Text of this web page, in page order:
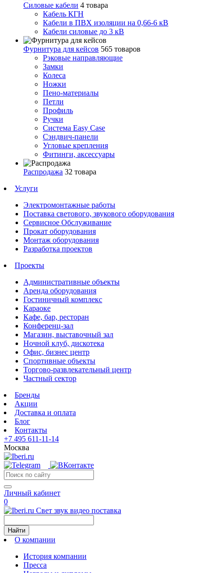
Силовые кабели 4 товара
Кабель КГН
Кабели в ПВХ изоляции на 0,66-6 кВ
Кабели силовые до 3 кВ
Фурнитура для кейсов 565 товаров
Рэковые направляющие
Замки
Колеса
Ножки
Пено-материалы
Петли
Профиль
Ручки
Система Easy Case
Сэндвич-панели
Угловые крепления
Фитинги, аксессуары
Распродажа 32 товара
Услуги
Электромонтажные работы
Поставка светового, звукового оборудования
Сервисное Обслуживание
Прокат оборудования
Монтаж оборудования
Разработка проектов
Проекты
Административные объекты
Аренда оборудования
Гостиничный комплекс
Караоке
Кафе, бар, ресторан
Конференц-зал
Магазин, выставочный зал
Ночной клуб, дискотека
Офис, бизнес центр
Спортивные объекты
Торгово-развлекательный центр
Частный сектор
Бренды
Акции
Доставка и оплата
Блог
Контакты
+7 495 611-11-14
Москва
Личный кабинет
0
Свет звук видео поставка
Найти
О компании
История компании
Пресса